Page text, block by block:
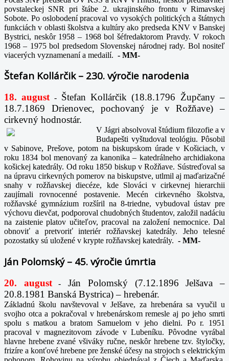
povstaleckej SNR pri štábe 2. ukrajinského frontu v Rimavskej
Sobote. Po oslobodení pracoval vo vysokých politických a štátnych
funkciách v oblasti školstva a kultúry ako predseda KNV v Banskej
Bystrici, neskôr 1958 – 1968 bol šéfredaktorom Pravdy. V rokoch
1968 – 1975 bol predsedom Slovenskej národnej rady. Bol nositeľ
viacerých vyznamenaní a medailí. - MM-
Štefan Kollárčik – 230. výročie narodenia
18. august -
Štefan Kollárčik (18.8.1796 Župčany –
18.7.1869 Drienovec, pochovaný je v Rožňave) –
cirkevný hodnostár.
V Jágri absolvoval štúdium filozofie a v
Budapešti vyštudoval teológiu. Pôsobil
v Sabinove, Prešove, potom na biskupskom úrade v Košiciach, v
roku 1834 bol menovaný za kanonika – katedrálneho archidiakona
košickej katedrály. Od roku 1850 biskup v Rožňave. Sústreďoval sa
na úpravu cirkevných pomerov na biskupstve, utlmil aj maďarizačné
snahy v rožňavskej diecéze, kde Slováci v cirkevnej hierarchii
zaujímali rovnocenné postavenie. Mecén cirkevného školstva,
rožňavské gymnázium rozšíril na 8-triedne, vybudoval ústav pre
výchovu dievčat, podporoval chudobných študentov, založil nadáciu
na zaistenie platov učiteľov, pracoval na založení nemocnice. Dal
obnoviť a pretvoriť interiér rožňavskej katedrály. Jeho telesné
pozostatky sú uložené v krypte rožňavskej katedrály. - MM-
Ján Polomský – 45. výročie úmrtia
20. august-
Ján Polomský (7.12.1896 Jelšava –
20.8.1981 Banská Bystrica) – hrebenár.
Základnú školu navštevoval v Jelšave, za hrebenára sa vyučil u
svojho otca a pokračoval v hrebenárskom remesle aj po jeho smrti
spolu s matkou a bratom Samuelom v jeho dielni. Po r. 1951
pracoval v magnezitovom závode v Lubeníku. Pôvodne vyrábal
hlavne hrebene zvané všiváky ručne, neskôr hrebene tzv. štyločky,
frizíre a konťové hrebene pre ženské účesy na strojoch s elektrickým